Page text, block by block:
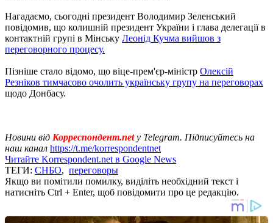
Нагадаємо, сьогодні президент Володимир Зеленський
повідомив, що колишній президент України і глава делегації в
контактній групі в Мінську Леонід Кучма вийшов з
переговорного процесу.
Пізніше стало відомо, що віце-прем'єр-міністр Олексій
Резніков тимчасово очолить українську групу на переговорах
щодо Донбасу.
Новини від Корреспондент.net у Telegram. Підписуйтесь на
наш канал https://t.me/korrespondentnet
Читайте Korrespondent.net в Google News
ТЕГИ: СНБО, переговоры
Якщо ви помітили помилку, виділіть необхідний текст і
натисніть Ctrl + Enter, щоб повідомити про це редакцію.